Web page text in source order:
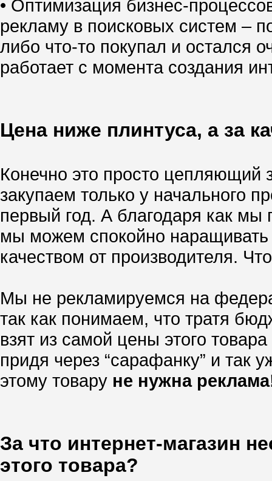
• Оптимизация бизнес-
рекламу в поисковых систем –
либо что-то покупал и остался
работает с момента создания
Цена ниже плинтуса, а за
Конечно это просто цепляющий
закупаем только у начального
первый год. А благодаря как
мы можем спокойно наращивать
качеством от производителя.
Мы не рекламируемся на
так как понимаем, что тратя
взят из самой цены этого
придя через “сарафанку” и так
этому товару не нужна
За что интернет-магазин
этого товара?